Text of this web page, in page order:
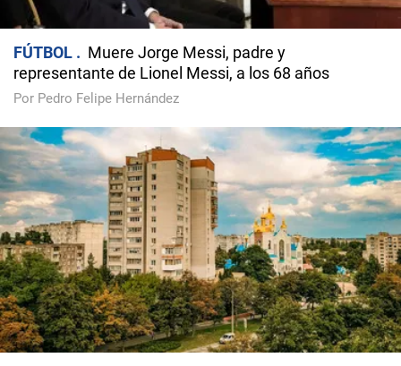
FÚTBOL
Muere Jorge Messi, padre y
representante de Lionel Messi, a los 68 años
Por Pedro Felipe Hernández